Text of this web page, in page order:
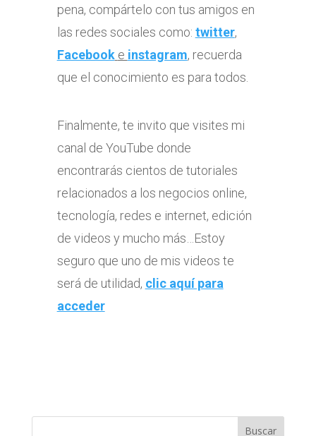
pena, compártelo con tus amigos en
las redes sociales como: twitter,
Facebook e instagram, recuerda
que el conocimiento es para todos.
Finalmente, te invito que visites mi
canal de YouTube donde
encontrarás cientos de tutoriales
relacionados a los negocios online,
tecnología, redes e internet, edición
de videos y mucho más…Estoy
seguro que uno de mis videos te
será de utilidad, clic aquí para
acceder
Buscar